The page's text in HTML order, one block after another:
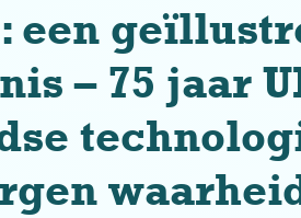
een
– 75 jaar